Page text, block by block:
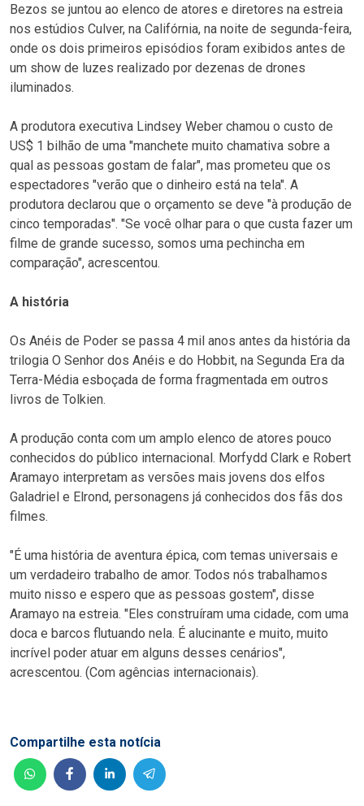
Bezos se juntou ao elenco de atores e diretores na estreia
nos estúdios Culver, na Califórnia, na noite de segunda-feira,
onde os dois primeiros episódios foram exibidos antes de
um show de luzes realizado por dezenas de drones
iluminados.
A produtora executiva Lindsey Weber chamou o custo de
US$ 1 bilhão de uma "manchete muito chamativa sobre a
qual as pessoas gostam de falar", mas prometeu que os
espectadores "verão que o dinheiro está na tela". A
produtora declarou que o orçamento se deve "à produção de
cinco temporadas". "Se você olhar para o que custa fazer um
filme de grande sucesso, somos uma pechincha em
comparação", acrescentou.
A história
Os Anéis de Poder se passa 4 mil anos antes da história da
trilogia O Senhor dos Anéis e do Hobbit, na Segunda Era da
Terra-Média esboçada de forma fragmentada em outros
livros de Tolkien.
A produção conta com um amplo elenco de atores pouco
conhecidos do público internacional. Morfydd Clark e Robert
Aramayo interpretam as versões mais jovens dos elfos
Galadriel e Elrond, personagens já conhecidos dos fãs dos
filmes.
"É uma história de aventura épica, com temas universais e
um verdadeiro trabalho de amor. Todos nós trabalhamos
muito nisso e espero que as pessoas gostem", disse
Aramayo na estreia. "Eles construíram uma cidade, com uma
doca e barcos flutuando nela. É alucinante e muito, muito
incrível poder atuar em alguns desses cenários",
acrescentou. (Com agências internacionais).
Compartilhe esta notícia